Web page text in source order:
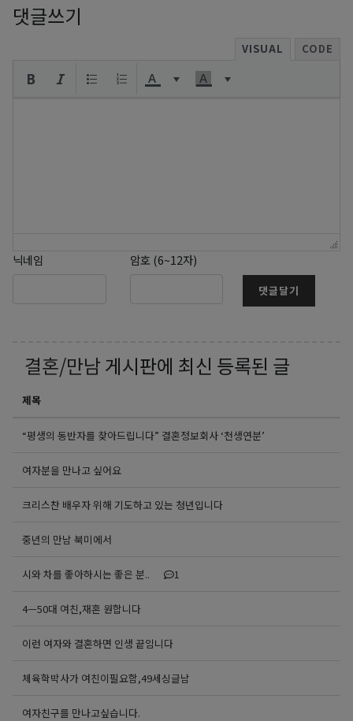
댓글쓰기
VISUAL CODE
닉네임 암호 (6~12자)
댓글달기
결혼/만남 게시판에 최신 등록된 글
제목
“평생의 동반자를 찾아드립니다” 결혼정보회사 ‘천생연분’
여자분을 만나고 싶어요
크리스찬 배우자 위해 기도하고 있는 청년입니다
중년의 만남 북미에서
시와 차를 좋아하시는 좋은 분.. 1
4ㅡ50대 여친,재혼 원합니다
이런 여자와 결혼하면 인생 끝임니다
체육학박사가 여친이필요함,49세싱글남
여자친구를 만나고싶습니다.